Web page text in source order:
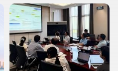
Thailand
Turkey